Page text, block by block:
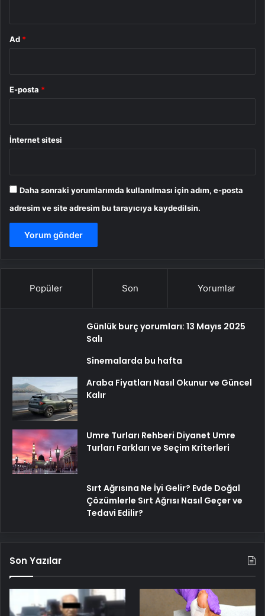
Ad *
E-posta *
İnternet sitesi
Daha sonraki yorumlarımda kullanılması için adım, e-posta
adresim ve site adresim bu tarayıcıya kaydedilsin.
Popüler Son Yorumlar
Günlük burç yorumları: 13 Mayıs 2025
Salı
Sinemalarda bu hafta
Araba Fiyatları Nasıl Okunur ve Güncel
Kalır
Umre Turları Rehberi Diyanet Umre
Turları Farkları ve Seçim Kriterleri
Sırt Ağrısına Ne İyi Gelir? Evde Doğal
Çözümlerle Sırt Ağrısı Nasıl Geçer ve
Tedavi Edilir?
Son Yazılar